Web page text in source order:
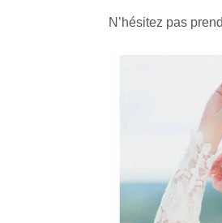
N’hésitez pas